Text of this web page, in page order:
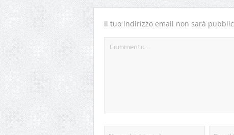
Il tuo indirizzo email non sarà